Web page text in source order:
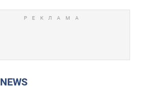
NEWS